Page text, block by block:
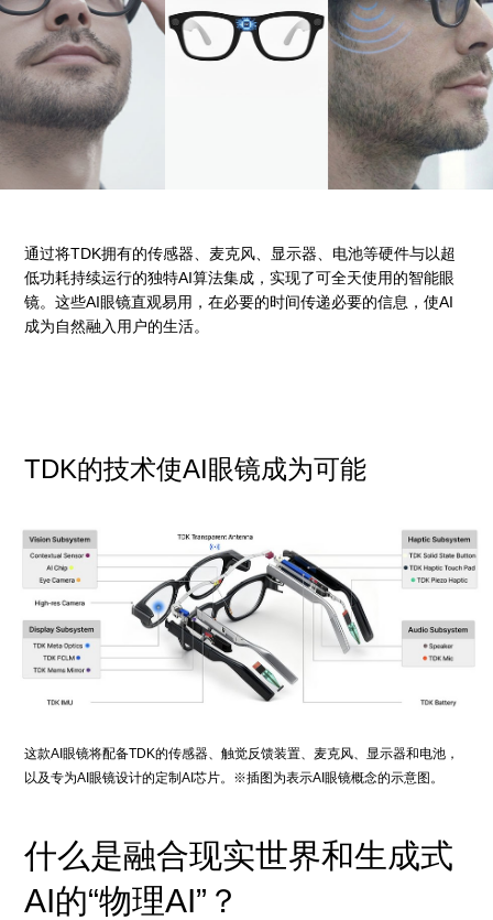
通过将TDK拥有的传感器、麦克风、显示器、电池等硬件与以超
低功耗持续运行的独特AI算法集成，实现了可全天使用的智能眼
镜。这些AI眼镜直观易用，在必要的时间传递必要的信息，使AI
成为自然融入用户的生活。
TDK的技术使AI眼镜成为可能
这款AI眼镜将配备TDK的传感器、触觉反馈装置、麦克风、显示器和电池，
以及专为AI眼镜设计的定制AI芯片。※插图为表示AI眼镜概念的示意图。
什么是融合现实世界和生成式
AI的“物理AI”？